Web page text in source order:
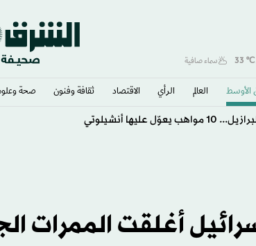
℃
33 سماء صافية
الأوسط​ العالم الرأي الاقتصاد ثقافة وفنون صحة
أنشيلوتي
أغلقت الممرات